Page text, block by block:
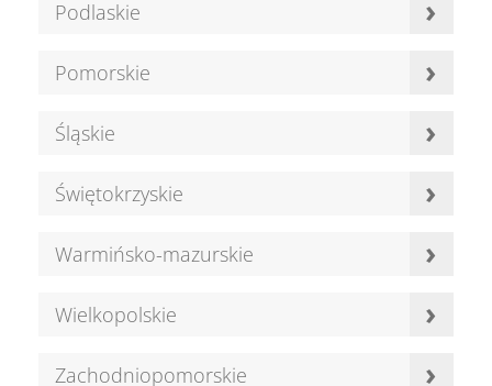
Podlaskie ›
Pomorskie ›
Śląskie ›
Świętokrzyskie ›
Warmińsko-mazurskie ›
Wielkopolskie ›
Zachodniopomorskie ›